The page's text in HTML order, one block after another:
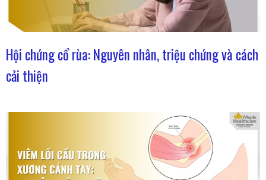
Hội chứng cổ rùa: Nguyên nhân, triệu chứng và cách
cải thiện